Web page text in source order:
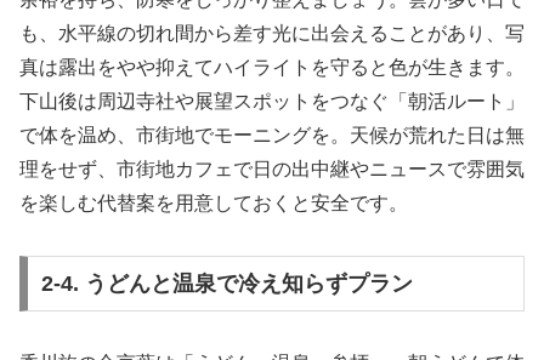
も、水平線の切れ間から差す光に出会えることがあり、写
真は露出をやや抑えてハイライトを守ると色が生きます。
下山後は周辺寺社や展望スポットをつなぐ「朝活ルート」
で体を温め、市街地でモーニングを。天候が荒れた日は無
理をせず、市街地カフェで日の出中継やニュースで雰囲気
を楽しむ代替案を用意しておくと安全です。
2-4. うどんと温泉で冷え知らずプラン